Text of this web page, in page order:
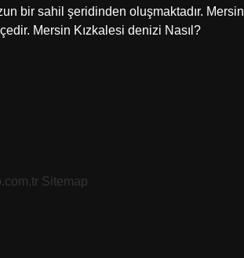
bir sahil şeridinden oluşmaktadır. Mersin
Mersin Kızkalesi denizi Nasıl?
Sitemap